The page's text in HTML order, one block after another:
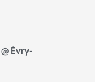
Évry-